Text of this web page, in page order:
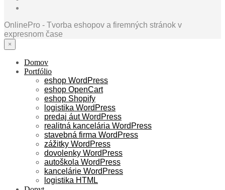
OnlinePro - Tvorba eshopov a firemných stránok v
expresnom čase
×
Domov
Portfólio
eshop WordPress
eshop OpenCart
eshop Shopify
logistika WordPress
predaj áut WordPress
realitná kancelária WordPress
stavebná firma WordPress
zážitky WordPress
dovolenky WordPress
autoškola WordPress
kancelárie WordPress
logistika HTML